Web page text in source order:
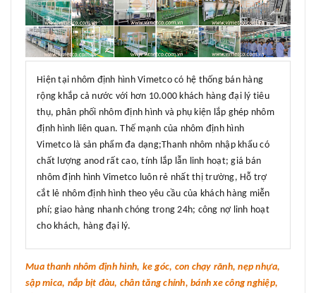
Hiện tại nhôm định hình Vimetco có hệ thống bán hàng
rộng khắp cả nước với hơn 10.000 khách hàng đại lý tiêu
thụ, phân phối nhôm định hình và phụ kiện lắp ghép nhôm
định hình liên quan. Thế mạnh của nhôm định hình
Vimetco là sản phẩm đa dạng;Thanh nhôm nhập khẩu có
chất lượng anod rất cao, tính lắp lẫn linh hoạt; giá bán
nhôm định hình Vimetco luôn rẻ nhất thị trường, Hỗ trợ
cắt lẻ nhôm định hình theo yêu cầu của khách hàng miễn
phí; giao hàng nhanh chóng trong 24h; công nợ linh hoạt
cho khách, hàng đại lý.
Mua thanh nhôm định hình, ke góc, con chạy rãnh, nẹp nhựa,
sập mica, nắp bịt đàu, chân tăng chỉnh, bánh xe công nghiệp,